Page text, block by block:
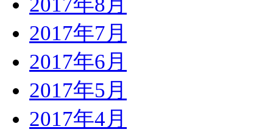
2017年7月
2017年6月
2017年5月
2017年4月